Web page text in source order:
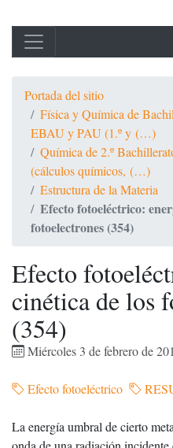
Portada del sitio
Física y Química de
EBAU y PAU (1.º y (…)
Química de 2.º
(cálculos químicos, (…)
Estructura de la Materia
Efecto fotoeléctrico:
fotoelectrones (354)
Efecto
cinética de los
(354)
Miércoles 3 de febrero de
Efecto fotoeléctrico
La energía umbral de cierto